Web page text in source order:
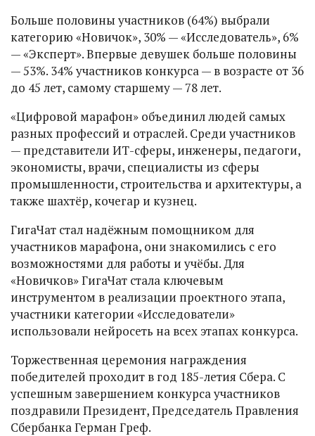
Больше половины участников (64%) выбрали
категорию «Новичок», 30% — «Исследователь», 6%
— «Эксперт». Впервые девушек больше половины
— 53%. 34% участников конкурса — в возрасте от 36
до 45 лет, самому старшему — 78 лет.
«Цифровой марафон» объединил людей самых
разных профессий и отраслей. Среди участников
— представители ИТ-сферы, инженеры, педагоги,
экономисты, врачи, специалисты из сферы
промышленности, строительства и архитектуры, а
также шахтёр, кочегар и кузнец.
ГигаЧат стал надёжным помощником для
участников марафона, они знакомились с его
возможностями для работы и учёбы. Для
«Новичков» ГигаЧат стала ключевым
инструментом в реализации проектного этапа,
участники категории «Исследователи»
использовали нейросеть на всех этапах конкурса.
Торжественная церемония награждения
победителей проходит в год 185-летия Сбера. С
успешным завершением конкурса участников
поздравили Президент, Председатель Правления
Сбербанка Герман Греф.